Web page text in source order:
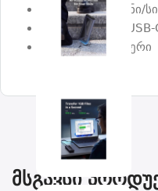
მასალა: ალუმინი/
მოყვება 25 სმ
ფერი: ნაცრისფერი
მსგავსი